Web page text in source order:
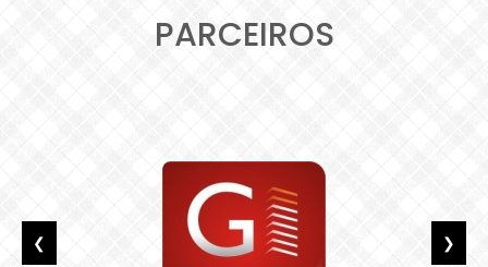
PARCEIROS
❮ ❯